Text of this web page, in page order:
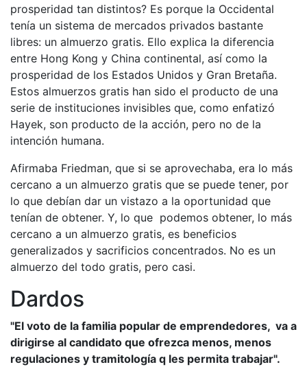
prosperidad tan distintos? Es porque la Occidental
tenía un sistema de mercados privados bastante
libres: un almuerzo gratis. Ello explica la diferencia
entre Hong Kong y China continental, así como la
prosperidad de los Estados Unidos y Gran Bretaña.
Estos almuerzos gratis han sido el producto de una
serie de instituciones invisibles que, como enfatizó
Hayek, son producto de la acción, pero no de la
intención humana.
Afirmaba Friedman, que si se aprovechaba, era lo más
cercano a un almuerzo gratis que se puede tener, por
lo que debían dar un vistazo a la oportunidad que
tenían de obtener. Y, lo que podemos obtener, lo más
cercano a un almuerzo gratis, es beneficios
generalizados y sacrificios concentrados. No es un
almuerzo del todo gratis, pero casi.
Dardos
"El voto de la familia popular de emprendedores, va a
dirigirse al candidato que ofrezca menos, menos
regulaciones y tramitología q les permita trabajar".